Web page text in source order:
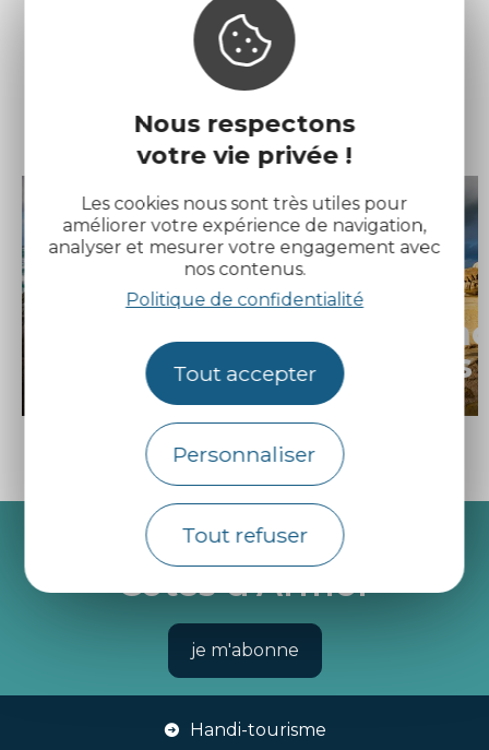
Nous respectons
votre vie privée !
Les cookies nous sont très utiles pour
améliorer votre expérience de navigation,
analyser et mesurer votre engagement avec
nos contenus.
Politique de confidentialité
Tout accepter
Personnaliser
Tout refuser
L'automne et l'hiver
Côtes d'Armor
Automne-
sonores
Recevez l’actualité des
Côtes d’Armor
je m'abonne
Handi-tourisme